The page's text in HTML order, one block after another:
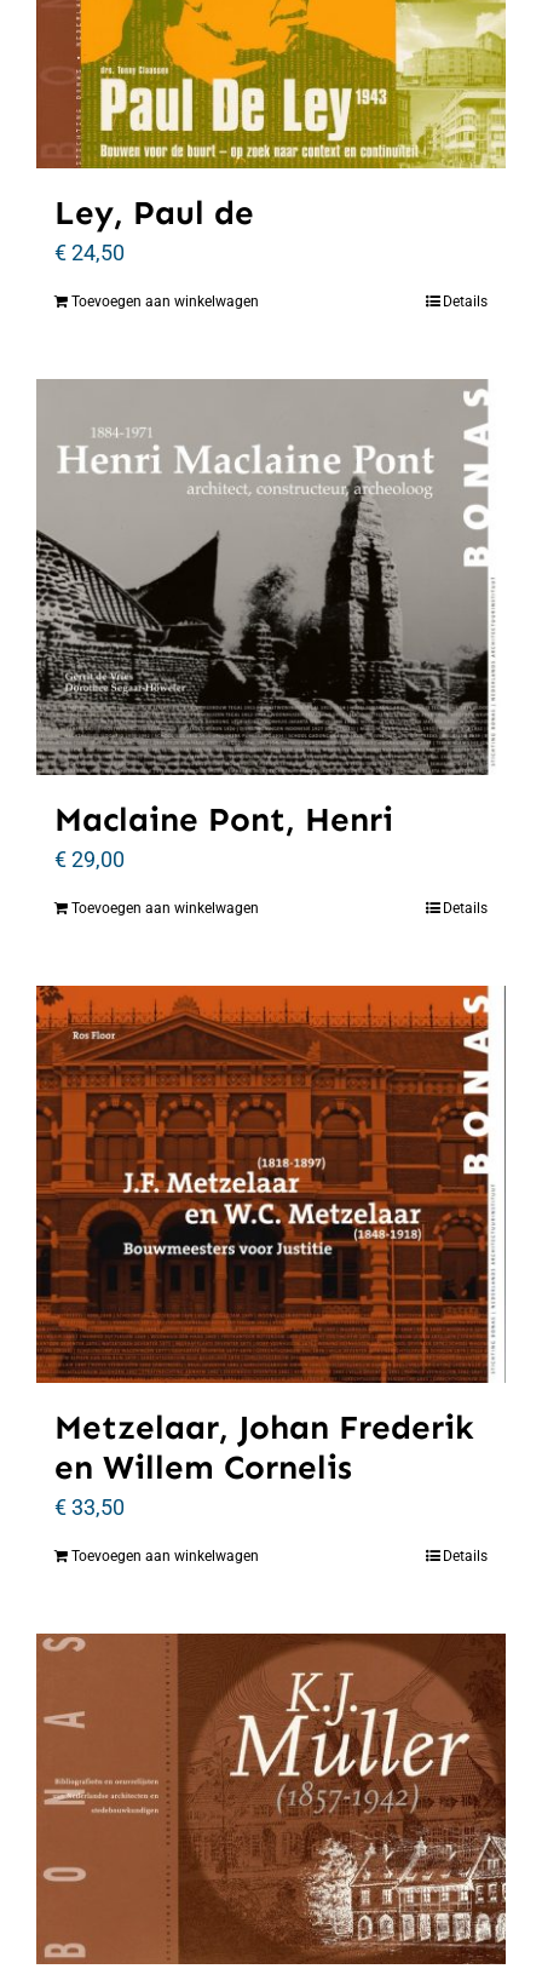
Ley, Paul de
€24,50
Toevoegen aan winkelwagen Details
Maclaine Pont, Henri
€29,00
Toevoegen aan winkelwagen Details
Metzelaar, Johan Frederik
en Willem Cornelis
€33,50
Toevoegen aan winkelwagen Details